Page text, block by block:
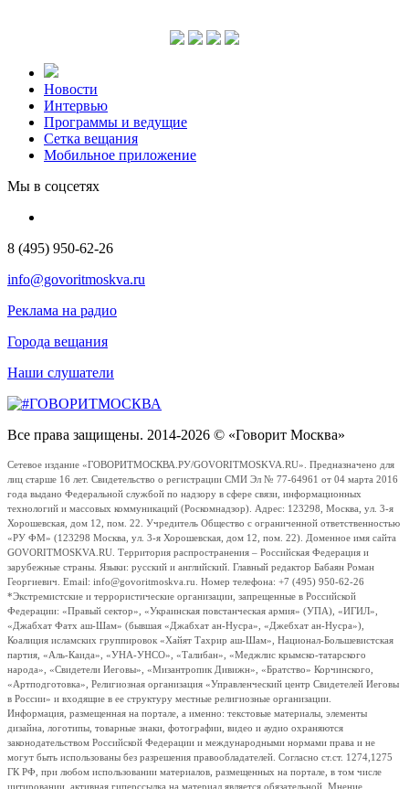
Новости
Интервью
Программы и ведущие
Сетка вещания
Мобильное приложение
Мы в соцсетях
8 (495) 950-62-26
info@govoritmoskva.ru
Реклама на радио
Города вещания
Наши слушатели
Все права защищены. 2014-2026 © «Говорит Москва»
Сетевое издание «ГОВОРИТМОСКВА.РУ/GOVORITMOSKVA.RU». Предназначено для
лиц старше 16 лет. Свидетельство о регистрации СМИ Эл № 77-64961 от 04 марта 2016
года выдано Федеральной службой по надзору в сфере связи, информационных
технологий и массовых коммуникаций (Роскомнадзор). Адрес: 123298, Москва, ул. 3-я
Хорошевская, дом 12, пом. 22. Учредитель Общество с ограниченной ответственностью
«РУ ФМ» (123298 Москва, ул. 3-я Хорошевская, дом 12, пом. 22). Доменное имя сайта
GOVORITMOSKVA.RU. Территория распространения – Российская Федерация и
зарубежные страны. Языки: русский и английский. Главный редактор Бабаян Роман
Георгиевич. Email: info@govoritmoskva.ru. Номер телефона: +7 (495) 950-62-26
*Экстремистские и террористические организации, запрещенные в Российской
Федерации: «Правый сектор», «Украинская повстанческая армия» (УПА), «ИГИЛ»,
«Джабхат Фатх аш-Шам» (бывшая «Джабхат ан-Нусра», «Джебхат ан-Нусра»),
Коалиция исламских группировок «Хайят Тахрир аш-Шам», Национал-Большевистская
партия, «Аль-Каида», «УНА-УНСО», «Талибан», «Меджлис крымско-татарского
народа», «Свидетели Иеговы», «Мизантропик Дивижн», «Братство» Корчинского,
«Артподготовка», Религиозная организация «Управленческий центр Свидетелей Иеговы
в России» и входящие в ее структуру местные религиозные организации.
Информация, размещенная на портале, а именно: текстовые материалы, элементы
дизайна, логотипы, товарные знаки, фотографии, видео и аудио охраняются
законодательством Российской Федерации и международными нормами права и не
могут быть использованы без разрешения правообладателей. Согласно ст.ст. 1274,1275
ГК РФ, при любом использовании материалов, размещенных на портале, в том числе
цитировании, активная гиперссылка на материал является обязательной. Мнение